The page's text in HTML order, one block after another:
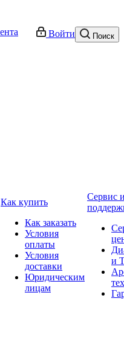
Поиск
Войти
Как купить
Как заказать
Условия
оплаты
Условия
доставки
Юридическим
лицам
Сервис
и